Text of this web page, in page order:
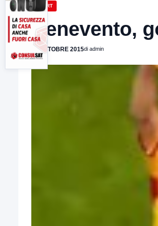
SPORT
Benevento,
12 OTTOBRE 2015di admin